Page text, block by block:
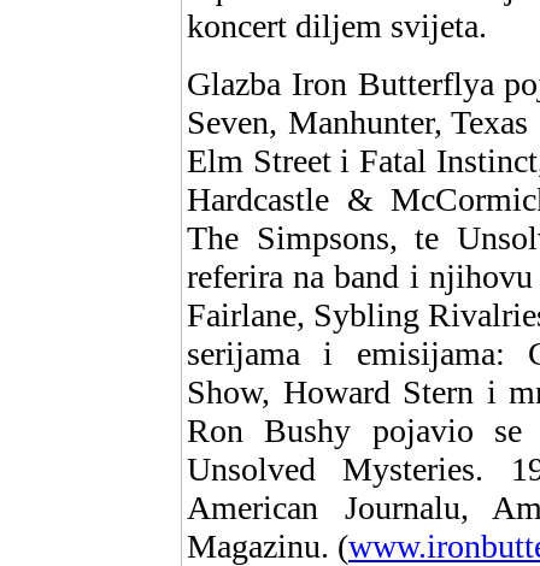
koncert diljem svijeta.
Glazba Iron Butterflya
Seven, Manhunter,
Elm Street i Fatal
Hardcastle &
The Simpsons, te
referira na band i
Fairlane, Sybling
serijama i emisijama:
Show, Howard Stern i
Ron Bushy pojavio
Unsolved Mysteries.
American Journalu,
Magazinu. (